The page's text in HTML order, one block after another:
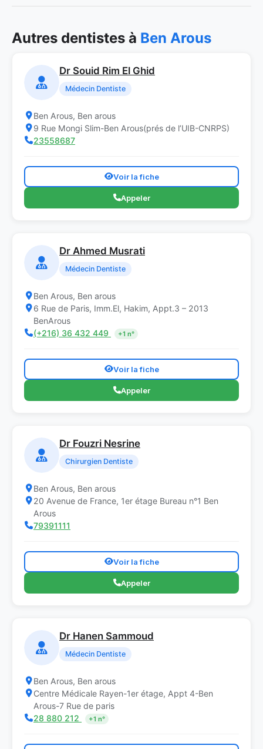
Autres dentistes à Ben Arous
Dr Souid Rim El Ghid
Médecin Dentiste
Ben Arous, Ben arous
9 Rue Mongi Slim-Ben Arous(prés de l’UIB-CNRPS)
23558687
Voir la fiche
Appeler
Dr Ahmed Musrati
Médecin Dentiste
Ben Arous, Ben arous
6 Rue de Paris, Imm.El, Hakim, Appt.3 – 2013
BenArous
(+216) 36 432 449
+1 n°
Voir la fiche
Appeler
Dr Fouzri Nesrine
Chirurgien Dentiste
Ben Arous, Ben arous
20 Avenue de France, 1er étage Bureau n°1 Ben
Arous
79391111
Voir la fiche
Appeler
Dr Hanen Sammoud
Médecin Dentiste
Ben Arous, Ben arous
Centre Médicale Rayen-1er étage, Appt 4-Ben
Arous-7 Rue de paris
28 880 212
+1 n°